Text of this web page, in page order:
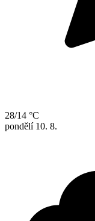
28/14 °C
pondělí 10. 8.